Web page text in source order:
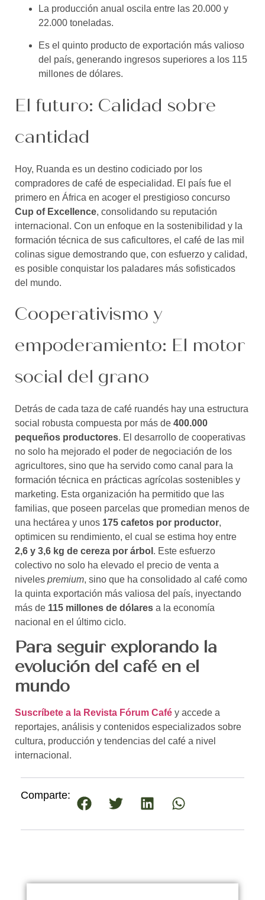
La producción anual oscila entre las 20.000 y
22.000 toneladas.
Es el quinto producto de exportación más valioso
del país, generando ingresos superiores a los 115
millones de dólares.
El futuro: Calidad sobre
cantidad
Hoy, Ruanda es un destino codiciado por los
compradores de café de especialidad. El país fue el
primero en África en acoger el prestigioso concurso
Cup of Excellence, consolidando su reputación
internacional. Con un enfoque en la sostenibilidad y la
formación técnica de sus caficultores, el café de las mil
colinas sigue demostrando que, con esfuerzo y calidad,
es posible conquistar los paladares más sofisticados
del mundo.
Cooperativismo y
empoderamiento: El motor
social del grano
Detrás de cada taza de café ruandés hay una estructura
social robusta compuesta por más de 400.000
pequeños productores. El desarrollo de cooperativas
no solo ha mejorado el poder de negociación de los
agricultores, sino que ha servido como canal para la
formación técnica en prácticas agrícolas sostenibles y
marketing. Esta organización ha permitido que las
familias, que poseen parcelas que promedian menos de
una hectárea y unos 175 cafetos por productor,
optimicen su rendimiento, el cual se estima hoy entre
2,6 y 3,6 kg de cereza por árbol . Este esfuerzo
colectivo no solo ha elevado el precio de venta a
niveles premium, sino que ha consolidado al café como
la quinta exportación más valiosa del país, inyectando
más de 115 millones de dólares a la economía
nacional en el último ciclo.
Para seguir explorando la
evolución del café en el
mundo
Suscríbete a la Revista Fórum Café y accede a
reportajes, análisis y contenidos especializados sobre
cultura, producción y tendencias del café a nivel
internacional.
Comparte: